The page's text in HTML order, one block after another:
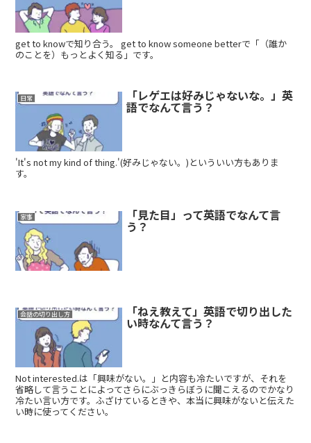
get to knowで知り合う。 get to know someone betterで「（誰か
のことを）もっとよく知る」です。
日常 「レゲエは好みじゃないな。」英
語でなんて言う？
'It's not my kind of thing.'(好みじゃない。)といういい方もありま
す。
家事 「見た目」って英語でなんて言
う？
会話の切り出し方 「ねえ教えて」英語で切り出した
い時なんて言う？
Not interested.は「興味がない。」と内容も冷たいですが、それを
省略して言うことによってさらにぶっきらぼうに聞こえるのでかなり
冷たい言い方です。ふざけているときや、本当に興味がないと伝えた
い時に使ってください。